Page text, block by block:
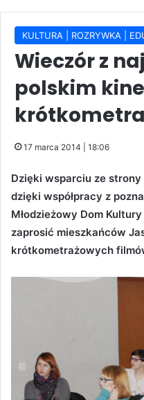
KULTURA | ROZRYWKA |
Wieczór z
polskim
17 marca 2014 | 18:06
Dzięki wsparciu ze strony
dzięki współpracy z
Młodzieżowy Dom
zaprosić mieszkańców
krótkometrażowych